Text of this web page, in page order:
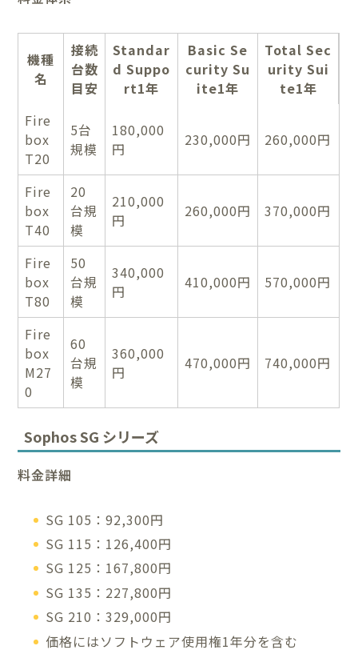
機種
名
接続
台数
目安
Standar
d Suppo
rt1年
Basic Se
curity Su
ite1年
Total Sec
urity Sui
te1年
Fire
box
T20
5台
規模
180,000
円
230,000円 260,000円
Fire
box
T40
20
台規
模
210,000
円
260,000円 370,000円
Fire
box
T80
50
台規
模
340,000
円
410,000円 570,000円
Fire
box
M27
0
60
台規
模
360,000
円
470,000円 740,000円
Sophos SG シリーズ
料金詳細
SG 105：92,300円
SG 115：126,400円
SG 125：167,800円
SG 135：227,800円
SG 210：329,000円
価格にはソフトウェア使用権1年分を含む